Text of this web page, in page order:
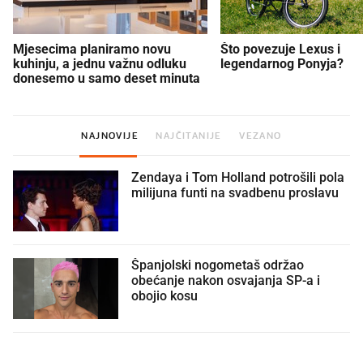
Mjesecima planiramo novu
kuhinju, a jednu važnu odluku
donesemo u samo deset minuta
Što povezuje Lexus i
legendarnog Ponyja?
NAJNOVIJE NAJČITANIJE VEZANO
Zendaya i Tom Holland potrošili pola
milijuna funti na svadbenu proslavu
Španjolski nogometaš održao
obećanje nakon osvajanja SP-a i
obojio kosu